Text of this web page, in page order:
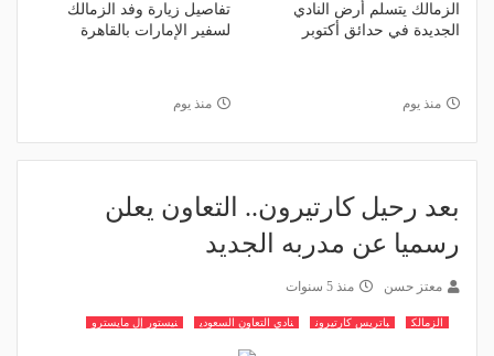
الزمالك يتسلم أرض النادي
الجديدة في حدائق أكتوبر
منذ يوم
تفاصيل زيارة وفد الزمالك
لسفير الإمارات بالقاهرة
منذ يوم
بعد رحيل كارتيرون.. التعاون يعلن
رسميا عن مدربه الجديد
معتز حسن منذ 5 سنوات
الزمالك باتريس كارتيرون نادي التعاون السعودي نيستور إل مايسترو